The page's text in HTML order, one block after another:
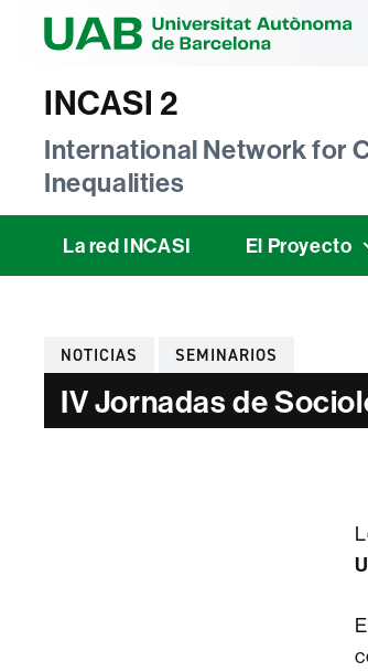
INCASI 2
International Network for
Inequalities
La red INCASI El Proyecto
Categorías
NOTICIAS SEMINARIOS
IV Jornadas de